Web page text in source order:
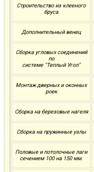
Строительство из клееного
бруса
Дополнительный венец
Сборка угловых соединений
по
системе "Теплый Угол"
Монтаж дверных и оконных
роек
Сборка на березовые нагеля
Сборка на пружинные узлы
Половые и потолочные лаги
сечением 100 на 150 мм.